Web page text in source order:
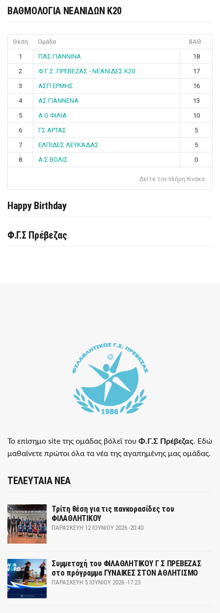
ΒΑΘΜΟΛΟΓΙΑ ΝΕΑΝΙΔΩΝ Κ20
Θέση Ομάδα ΒΑΘ.
1 ΠΑΣ ΓΙΑΝΝΙΝΑ
18
2
Φ.Γ.Σ. ΠΡΕΒΕΖΑΣ - ΝΕΑΝΙΔΕΣ Κ20
17
3
ΑΣΠ ΕΡΜΗΣ
16
4
ΑΣ ΓΙΑΝΝΕΝΑ
13
5
Α.Ο ΦΙΛΙΑ
10
6
ΓΣ ΑΡΤΑΣ
5
7
ΕΛΠΙΔΕΣ ΛΕΥΚΑΔΑΣ
5
8
Α.Σ ΒΟΛΙΣ 0
Δείτε τον πλήρη πίνακα
Happy Birthday
Φ.Γ.Σ Πρέβεζας
Το επίσημο site της ομάδας βόλεϊ του Φ.Γ.Σ Πρέβεζας. Εδώ
μαθαίνετε πρώτοι όλα τα νέα της αγαπημένης μας ομάδας.
ΤΕΛΕΥΤΑΙΑ ΝΕΑ
Τρίτη θέση για τις πανκορασίδες του
ΦΙΛΑΘΛΗΤΙΚΟΥ
ΠΑΡΑΣΚΕΥΉ 12 ΙΟΥΝΊΟΥ 2026 -20:40
Συμμετοχή του ΦΙΛΑΘΛΗΤΙΚΟΥ Γ Σ ΠΡΕΒΕΖΑΣ
στο πρόγραμμα ΓΥΝΑΙΚΕΣ ΣΤΟΝ ΑΘΛΗΤΙΣΜΟ
ΠΑΡΑΣΚΕΥΉ 5 ΙΟΥΝΊΟΥ 2026 -17:23